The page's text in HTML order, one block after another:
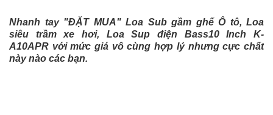
Nhanh tay "ĐẶT MUA" Loa Sub gầm ghế Ô tô, Loa
siêu trầm xe hơi, Loa Sup điện Bass10 Inch K-
A10APR với mức giá vô cùng hợp lý nhưng cực chất
này nào các bạn.